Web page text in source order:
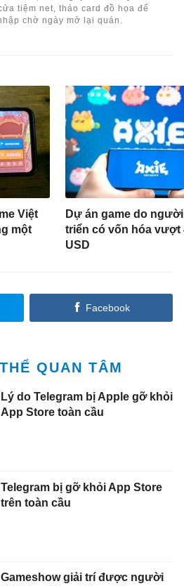
tiệm net, tháo card đồ họa để
chờ ngày mở lại quán.
Việt
một
Dự án game do
triển có vốn hóa vượt
USD
Facebook
QUAN TÂM
Lý do Telegram bị Apple gỡ khỏi
App Store toàn cầu
Telegram bị gỡ khỏi App Store
trên toàn cầu
Gameshow giải trí được người